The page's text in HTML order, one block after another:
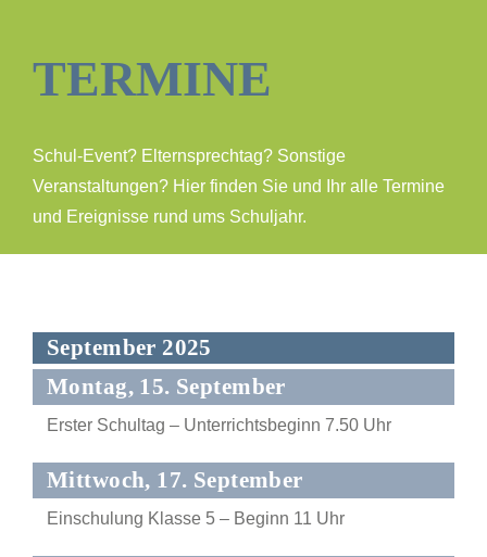
TERMINE
Schul-Event? Elternsprechtag? Sonstige
Veranstaltungen? Hier finden Sie und Ihr alle Termine
und Ereignisse rund ums Schuljahr.
September 2025
Montag, 15. September
Erster Schultag – Unterrichtsbeginn 7.50 Uhr
Mittwoch, 17. September
Einschulung Klasse 5 – Beginn 11 Uhr